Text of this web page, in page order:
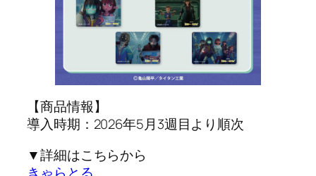
【商品情報】
導入時期：2026年5月3週目より順次
▼詳細はこちらから